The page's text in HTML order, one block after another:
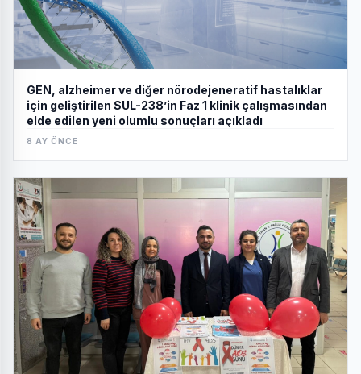
GEN, alzheimer ve diğer nörodejeneratif hastalıklar
için geliştirilen SUL-238’in Faz 1 klinik çalışmasından
elde edilen yeni olumlu sonuçları açıkladı
8 AY ÖNCE